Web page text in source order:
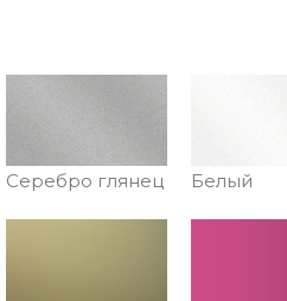
Серебро глянец Белый